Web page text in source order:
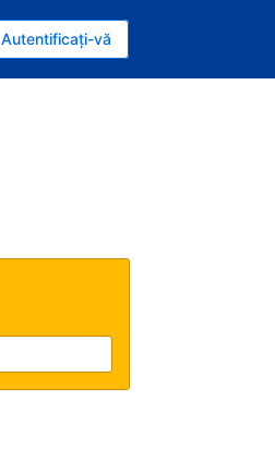
Autentificați-vă